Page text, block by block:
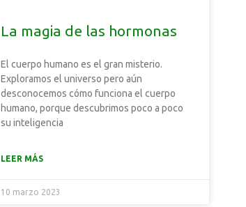
La magia de las hormonas
El cuerpo humano es el gran misterio.
Exploramos el universo pero aún
desconocemos cómo funciona el cuerpo
humano, porque descubrimos poco a poco
su inteligencia
LEER MÁS
10 marzo 2023